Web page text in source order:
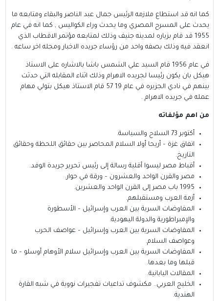
كما انه قد استطاع ملازمه الرئيس جمال عبد الناصر والبقاء ومتابعه ما
يحدث على المسرح المصري وما يحدث وراء الكواليس , كما انه في عام
1955 قد قام بزياره لمدينه جنيف وذلك لمتابعه مؤتمر الاقطاب الذي
انعقد فيه وذلك بصفه واحد من رؤساء جريده الاخبار ومجله اخر ساعه .
في عام 1956 قام السيد علي الشمس باشا بالاشاره على الاستاذ
هيكل بان يكون رئيسا لجريده الاهرام وذلك اثناء المقابله التي حدثت
بينهم في نادي الجزيره في عام 19 57 قام الاستاذ هيكل بتولي مهام
عمله في جريده الاهرام .
من اهم مؤلفاته
أكتوبر 73 السلاح والسياسة.
اتفاق غزة – أريحا أولا السلام المحاصر بين حقائق اللحظة وحقائق
التاريخ.
أقباط مصر ليسوا أقلية رسالة إلى رئيس تحرير جريدة الوفد.
مصر والقرن الواحد والعشرون – ورقة في حوار.
1995 باب مصر إلى القرن الواحد والعشرين.
أزمة العرب ومستقبلهم.
المفاوضات السرية بين العرب وإسرائيل – الأسطورة
والإمبراطورية والدولة اليهودية.
المفاوضات السرية بين العرب وإسرائيل – عواصف الحرب
وعواصف السلام.
المفاوضات السرية بين العرب وإسرائيل سلام الأوهام أوسلو – ما
قبلها وما بعدها.
المقالات اليابانية.
الخليج العربي.. مكشوف تداعيات تفجيرات نووية في شبه القارة
الهندية.